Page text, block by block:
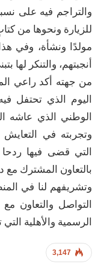
والتراجم فيه على
للزيارة ونحوها من
مولدًا ونشأة، وفي
أنجبتهم، والتنكر لها
من جهته أكد راعي
اليوم الذي تحتفل
الوطني الذي عاشه
وتجربته في التعايش
التي قضى فيها
بالتعاون المشترك مع
وتشريفهم لنا في
التواصل والتعاون
الرسمية والأهلية
3,147